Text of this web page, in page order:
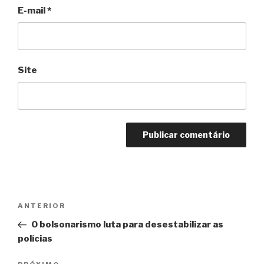
E-mail*
Site
Post
Anterior
ANTERIOR
O bolsonarismo luta para desestabilizar as
polícias